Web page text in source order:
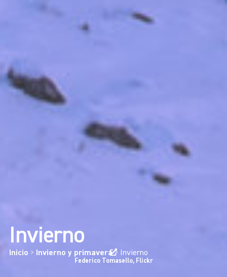
Invierno
Inicio > Invierno y primavera> Invierno
Federico Tomasello, Flickr